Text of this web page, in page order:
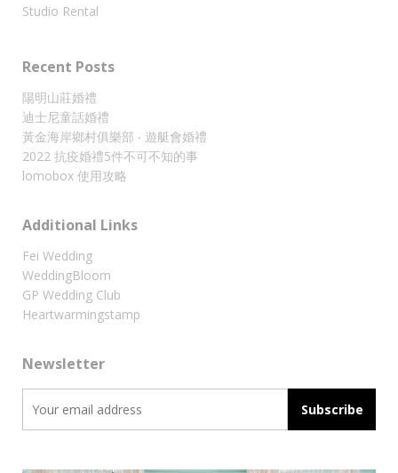
Studio Rental
Recent Posts
陽明山莊婚禮
迪士尼童話婚禮
黃金海岸鄉村俱樂部 ‧ 遊艇會婚禮
2022 抗疫婚禮5件不可不知的事
lomobox 使用攻略
Additional Links
Fei Wedding
WeddingBloom
GP Wedding Club
Heartwarmingstamp
Newsletter